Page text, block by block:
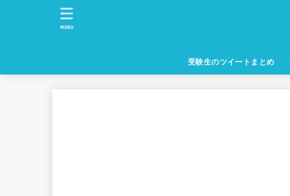
受験生のツイートまとめ
MENU